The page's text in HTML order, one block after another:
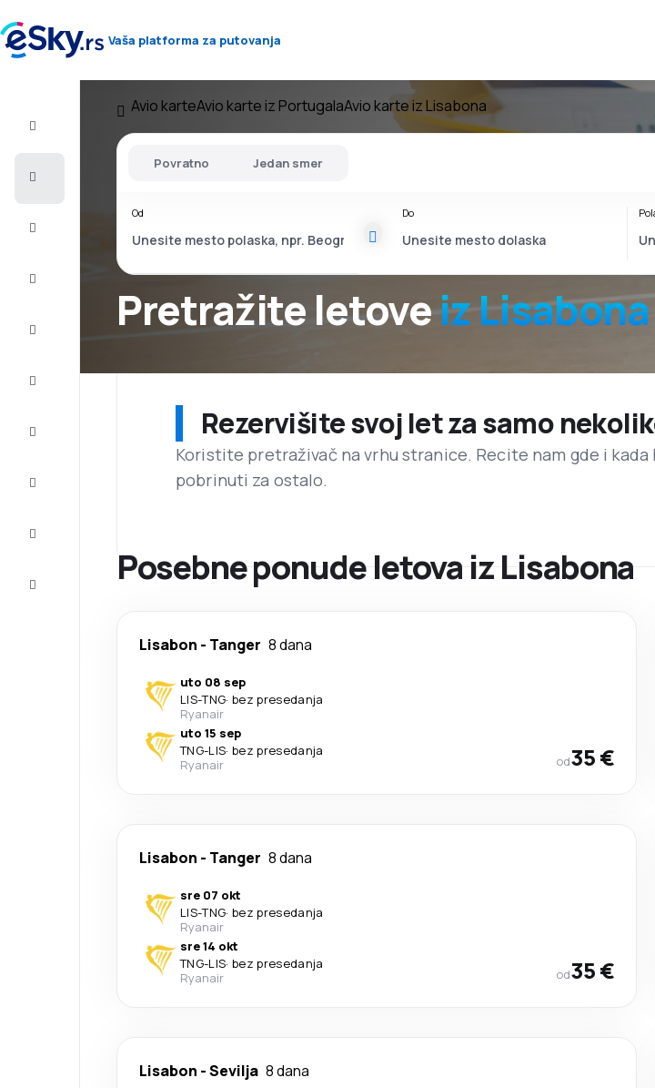
Vaša platforma za putovanja
Avio karteAvio karte iz PortugalaAvio karte iz Lisabona
Pretražite letoveiz Lisabona
Povratno Jedan smer
Od Do
Rezervišite svoj let za samo
Koristite pretraživač na vrhu stranice. Recite nam gde i
pobrinuti za ostalo.
Posebne ponude letova iz Lisabona
Lisabon - Tanger 8 dana
uto 08 sep
LIS-TNG· bez presedanja
Ryanair
uto 15 sep
TNG-LIS· bez presedanja
Ryanair
od35 €
Lisabon - Tanger 8 dana
sre 07 okt
LIS-TNG· bez presedanja
Ryanair
sre 14 okt
TNG-LIS· bez presedanja
Ryanair
od35 €
Lisabon -Sevilja 8 dana